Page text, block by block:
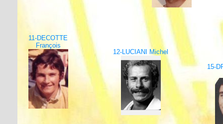
11-DECOTTE
François
12-LUCIANI Michel
15-